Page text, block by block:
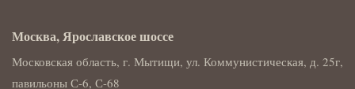
Москва, Ярославское шоссе
Московская область, г. Мытищи, ул. Коммунистическая, д. 25г,
павильоны С-6, С-68